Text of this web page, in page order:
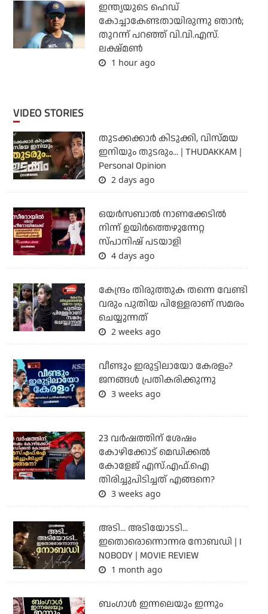
ഇന്ത്യയുടെ ഹെഡ്
കോച്ചാകേണ്ടതായിരുന്നു ഞാന്‍;
തുറന്ന് പറഞ്ഞ് വി.വി.എസ്.
ലക്ഷ്മണ്‍
1 hour ago
VIDEO STORIES
തുടക്കക്കാര്‍ കിടുക്കി, വിസ്മയ
ഇനിയും തുടരും... | THUDAKKAM |
Personal Opinion
2 days ago
ഒയര്‍സബാൽ നാണക്കേടിൽ
നിന്ന് ഉയിർത്തെഴുന്നേറ്റ
സ്പാനിഷ് പടയാളി
4 days ago
കേന്ദ്രം തിരുത്തുക തന്നെ വേണ്ടി
വരും പുതിയ പിള്ളേരാണ് സമരം
ചെയ്യുന്നത്
2 weeks ago
വീണ്ടും ഇരുട്ടിലായോ കേരളം?
ജനങ്ങൾ പ്രതികരിക്കുന്നു
3 weeks ago
23 വർഷത്തിന് ശേഷം
കോഴിക്കോട് മെഡിക്കൽ
കോളേജ് എസ്.എഫ്.ഐ
തിരിച്ചുപിടിച്ചത് എങ്ങനെ?
3 weeks ago
അടി... അടിയോടടി...
ഇതൊരൊന്നൊന്നര നോബഡി | I
NOBODY | MOVIE REVIEW
1 month ago
ബംഗാള്‍ ഇന്നലെയും ഇന്നും